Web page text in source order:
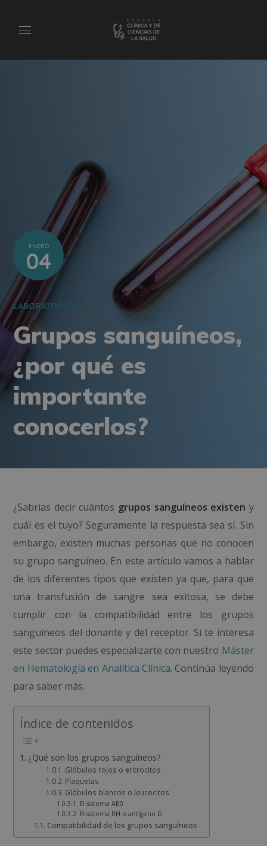
ENERO
04
LABORATORIO
Grupos sanguíneos,
¿por qué es
importante
conocerlos?
¿Sabrías decir cuántos grupos sanguíneos existen y
cuál es el tuyo? Seguramente la respuesta sea sí. Sin
embargo, existen muchas personas que no conocen
su grupo sanguíneo. En este artículo vamos a hablar
de los diferentes tipos que existen ya que, para que
una transfusión de sangre sea exitosa, se debe
cumplir con la compatibilidad entre los grupos
sanguíneos del donante y del receptor. Si te interesa
este sector puedes especializarte con nuestro Máster
en Hematología en Analítica Clínica. Continúa leyendo
para saber más.
Índice de contenidos
¿Qué son los grupos sanguíneos?
Glóbulos rojos o eritrocitos
Plaquetas
Glóbulos blancos o leucocitos
El sistema AB0
El sistema RH o antígeno D
Compatibilidad de los grupos sanguíneos